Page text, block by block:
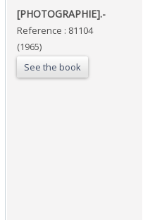
‎[PHOTOGRAPHIE].-‎
Reference : 81104
(1965)
See the book